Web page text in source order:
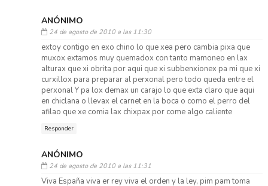
ANÓNIMO
24 de agosto de 2010 a las 11:30
extoy contigo en exo chino lo que xea pero cambia pixa que
muxox extamos muy quemadox con tanto mamoneo en lax
alturax que xi obrita por aqui que xi subbenxionex pa mi que xi
curxillox para preparar al perxonal pero todo queda entre el
perxonal Y pa lox demax un carajo lo que exta claro que aqui
en chiclana o llevax el carnet en la boca o como el perro del
afilao que xe comia lax chixpax por come algo caliente
Responder
ANÓNIMO
24 de agosto de 2010 a las 11:31
Viva España viva er rey viva el orden y la ley, pim pam toma